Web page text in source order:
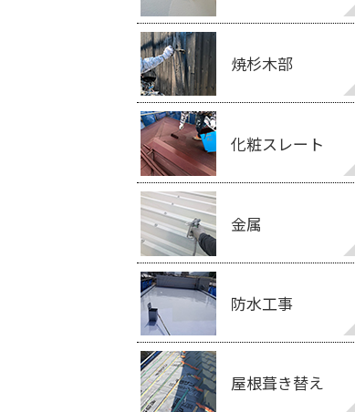
焼杉木部
化粧スレート
金属
防水工事
屋根葺き替え